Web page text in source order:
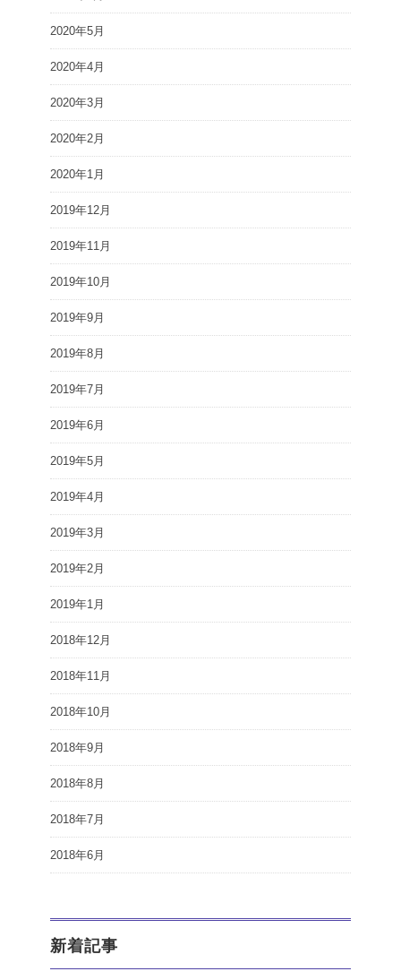
2020年5月
2020年4月
2020年3月
2020年2月
2020年1月
2019年12月
2019年11月
2019年10月
2019年9月
2019年8月
2019年7月
2019年6月
2019年5月
2019年4月
2019年3月
2019年2月
2019年1月
2018年12月
2018年11月
2018年10月
2018年9月
2018年8月
2018年7月
2018年6月
新着記事